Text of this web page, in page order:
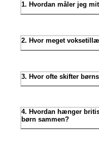
1. Hvordan måler jeg
2. Hvor meget
3. Hvor ofte skifter
4. Hvordan hænger
børn sammen?